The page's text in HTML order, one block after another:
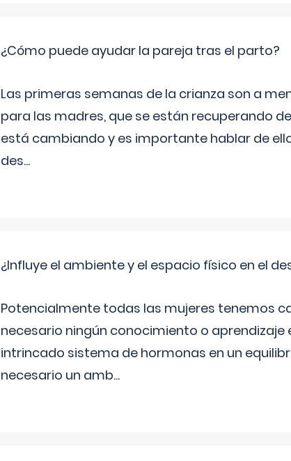
¿Cómo puede ayudar la pareja tras el parto?
Las primeras semanas de la crianza son a
para las madres, que se están recuperando
está cambiando y es importante hablar de
des...
¿Influye el ambiente y el espacio físico en el
Potencialmente todas las mujeres tenemos
necesario ningún conocimiento o aprendizaje
intrincado sistema de hormonas en un
necesario un amb...